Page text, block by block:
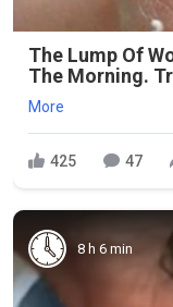
The Lump Of
The Morning.
More
425 47
8 h 6 min